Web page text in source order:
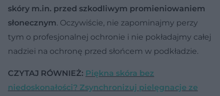
skóry m.in. przed szkodliwym promieniowaniem
słonecznym. Oczywiście, nie zapominajmy perzy
tym o profesjonalnej ochronie i nie pokładajmy całej
nadziei na ochronę przed słońcem w podkładzie.
CZYTAJ RÓWNIEŻ: Piękna skóra bez
niedoskonałości? Zsynchronizuj pielęgnacje ze